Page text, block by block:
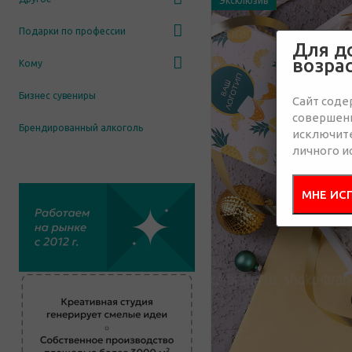
Подарки по профессии
Кому
Бизнес сувениры
Брендированный алкоголь
Для
Сайт
личного
МНЕ